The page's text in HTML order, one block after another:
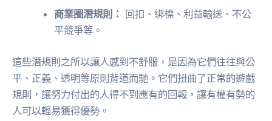
商業圈潛規則： 回扣、綁標、利益輸送、不公
平競爭等。
這些潛規則之所以讓人感到不舒服，是因為它們往往與公
平、正義、透明等原則背道而馳。它們扭曲了正常的遊戲
規則，讓努力付出的人得不到應有的回報，讓有權有勢的
人可以輕易獲得優勢。